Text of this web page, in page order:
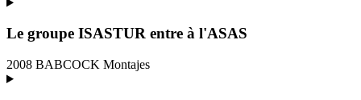
Le groupe ISASTUR entre à l'ASAS
2008 BABCOCK Montajes